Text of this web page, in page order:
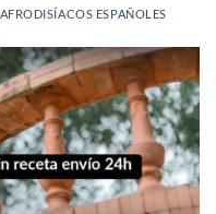
AFRODISÍACOS ESPAÑOLES